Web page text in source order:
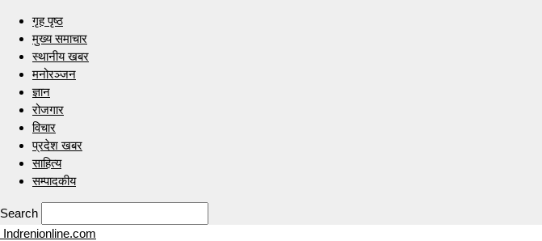
गृह पृष्ठ
मुख्य समाचार
स्थानीय खबर
मनोरञ्जन
ज्ञान
रोजगार
विचार
प्रदेश खबर
साहित्य
सम्पादकीय
Search
Indrenionline.com